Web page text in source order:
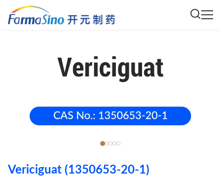
Vericiguat (1350653-20-1)